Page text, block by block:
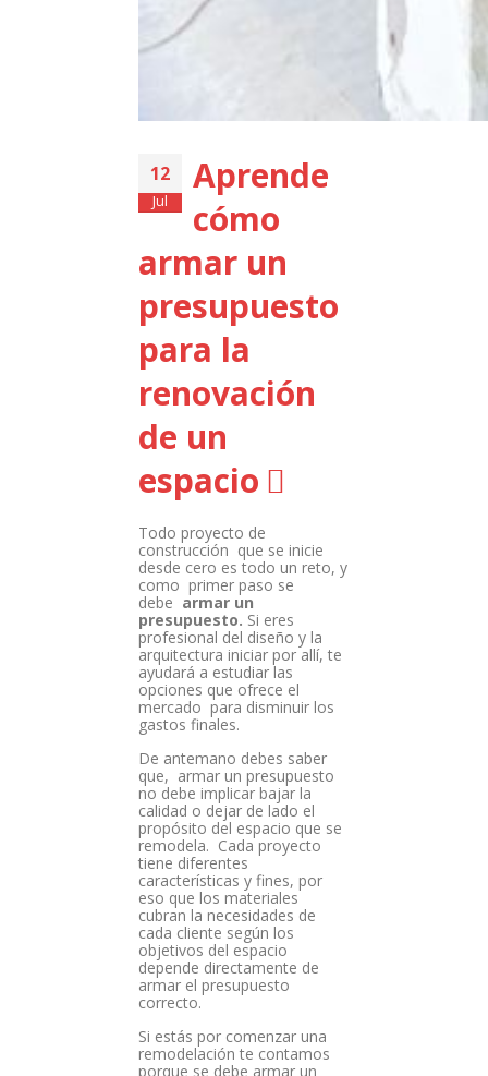
12
Jul
Aprende
cómo
armar un
presupuesto
para la
renovación
de un
espacio
Todo proyecto de
construcción que se inicie
desde cero es todo un reto, y
como primer paso se
debe armar un
presupuesto. Si eres
profesional del diseño y la
arquitectura iniciar por allí, te
ayudará a estudiar las
opciones que ofrece el
mercado para disminuir los
gastos finales.
De antemano debes saber
que, armar un presupuesto
no debe implicar bajar la
calidad o dejar de lado el
propósito del espacio que se
remodela. Cada proyecto
tiene diferentes
características y fines, por
eso que los materiales
cubran la necesidades de
cada cliente según los
objetivos del espacio
depende directamente de
armar el presupuesto
correcto.
Si estás por comenzar una
remodelación te contamos
porque se debe armar un